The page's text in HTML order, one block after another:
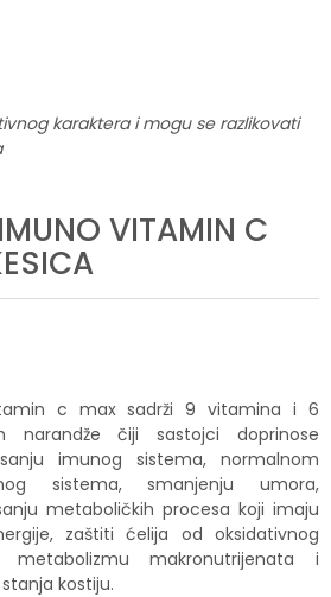
karaktera i mogu se razlikovati
VITAMIN C
c max sadrži 9 vitamina i 6
narandže čiji sastojci doprinose
imunog sistema, normalnom
sistema, smanjenju umora,
metaboličkih procesa koji imaju
zaštiti ćelija od oksidativnog
metabolizmu makronutrijenata i
kostiju.